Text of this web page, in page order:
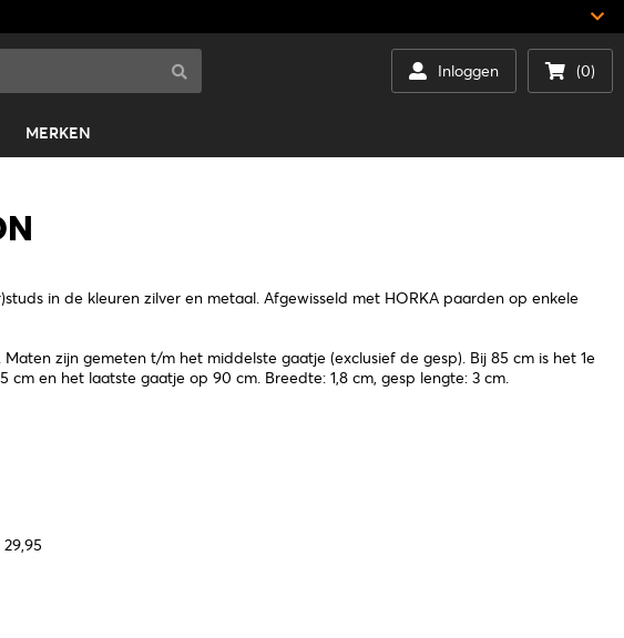
Inloggen (0)
MERKEN
in de kleuren zilver en metaal. Afgewisseld met HORKA paarden op enkele
zijn gemeten t/m het middelste gaatje (exclusief de gesp). Bij 85 cm is het 1e
en het laatste gaatje op 90 cm. Breedte: 1,8 cm, gesp lengte: 3 cm.
29,95